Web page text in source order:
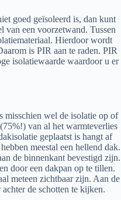
goed geïsoleerd is, dan kunt
een voorzetwand. Tussen
Hierdoor wordt
is PIR aan te raden. PIR
isolatiewaarde waardoor u er
misschien wel de isolatie op of
van al het warmteverlies
geplaatst is hangt af
meestal een hellend dak.
de binnenkant bevestigd zijn.
door een dakpan op te tillen.
meteen zichtbaar zijn. Aan de
de schotten te kijken.